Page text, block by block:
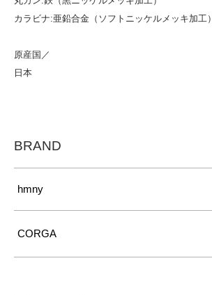
カラビナ:亜鉛合金（ソフトニッケルメッキ加工）
原産国／
日本
BRAND
hmny
CORGA